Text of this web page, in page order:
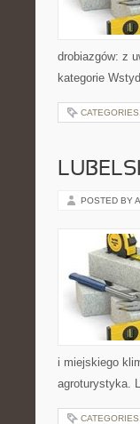
drobiazgów: z
kategorie
CATEGORIES:
POSTED BY
i miejskiego
agroturystyka.
CATEGORIES: